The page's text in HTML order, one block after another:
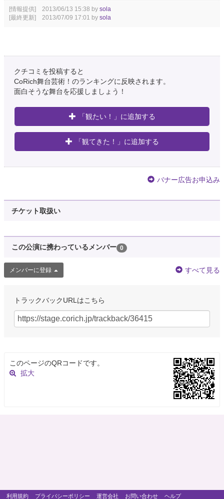
[情報提供] 2013/06/13 15:38 by sola
[最終更新] 2013/07/09 17:01 by sola
クチコミを投稿すると
CoRich舞台芸術！のランキングに反映されます。
面白そうな舞台を応援しましょう！
「観たい！」に追加する
「観てきた！」に追加する
バナー広告お申込み
チケット取扱い
この公演に携わっているメンバー 0
メンバーに登録 すべて見る
トラックバックURLはこちら
このページのQRコードです。
拡大
利用規約 プライバシーポリシー 運営会社 お問い合わせ ヘルプ